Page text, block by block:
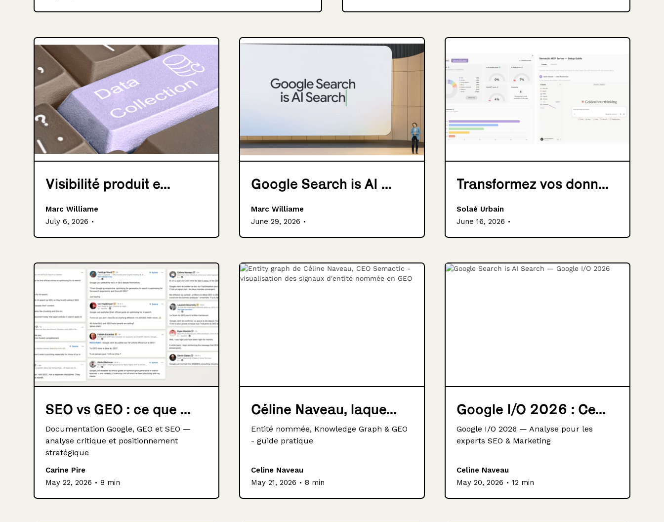
Visibilité produit e...
Marc Williame
July 6, 2026 .
Google Search is AI ...
Marc Williame
June 29, 2026 .
Transformez vos donn...
Solaé Urbain
June 16, 2026 .
SEO vs GEO : ce que ...
Documentation Google, GEO et SEO —
analyse critique et positionnement
stratégique
Carine Pire
May 22, 2026 . 8 min
Céline Naveau, laque...
Entité nommée, Knowledge Graph & GEO
- guide pratique
Celine Naveau
May 21, 2026 . 8 min
Google I/O 2026 : Ce...
Google I/O 2026 — Analyse pour les
experts SEO & Marketing
Celine Naveau
May 20, 2026 . 12 min